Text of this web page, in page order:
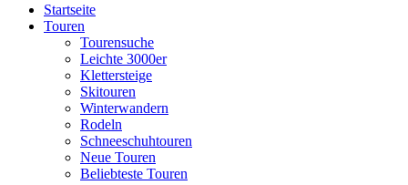
Startseite
Touren
Tourensuche
Leichte 3000er
Klettersteige
Skitouren
Winterwandern
Rodeln
Schneeschuhtouren
Neue Touren
Beliebteste Touren